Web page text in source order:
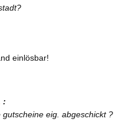
einlösbar!
:
eig. abgeschickt ?